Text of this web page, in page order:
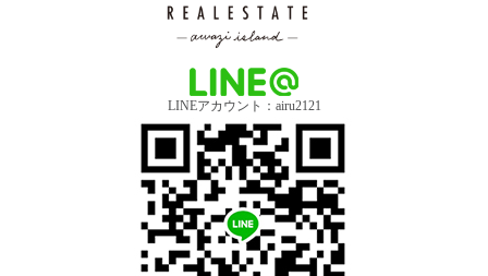
LINEアカウント：airu2121